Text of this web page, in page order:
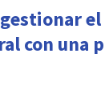
con una